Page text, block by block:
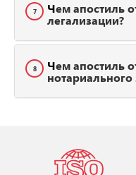
7
Чем апостиль отличается от консульской
легализации?
8
Чем апостиль отличается от
нотариального